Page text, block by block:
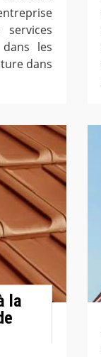
les
dans
la